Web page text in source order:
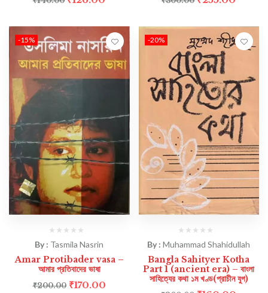
-15%
By : Tasmila Nasrin
Amar Protibader vasa –
আমার প্রতিবাদের ভাষা
₹200.00 ₹170.00
-20%
By :Muhammad Shahidullah
Bangla Sahityer Kotha
Part 1 (ancient era) – বাংলা
সাহিত্যের কথা ১ম খণ্ড(প্রাচীন যুগ)